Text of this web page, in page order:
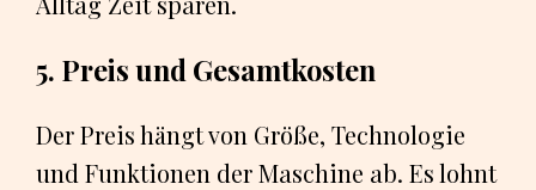
5. Preis und Gesamtkosten
Der Preis hängt von Größe, Technologie
und Funktionen der Maschine ab. Es lohnt